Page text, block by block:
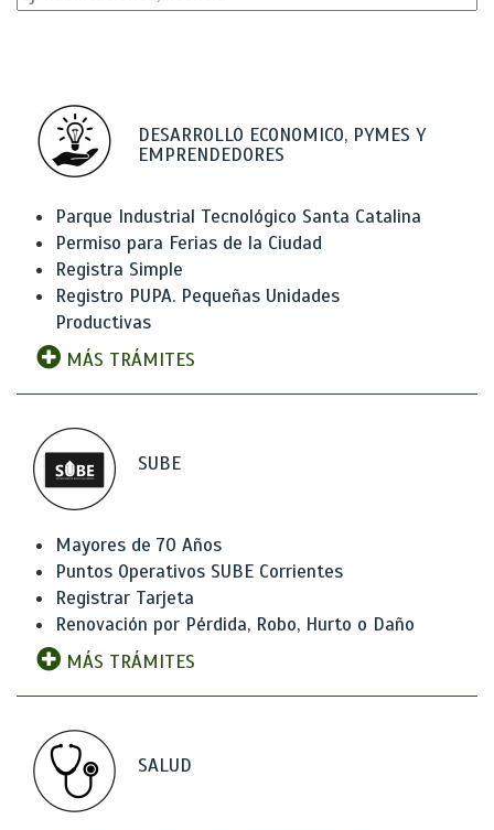
DESARROLLO ECONOMICO, PYMES Y
EMPRENDEDORES
Parque Industrial Tecnológico Santa Catalina
Permiso para Ferias de la Ciudad
Registra Simple
Registro PUPA. Pequeñas Unidades
Productivas
MÁS TRÁMITES
SUBE
Mayores de 70 Años
Puntos Operativos SUBE Corrientes
Registrar Tarjeta
Renovación por Pérdida, Robo, Hurto o Daño
MÁS TRÁMITES
SALUD